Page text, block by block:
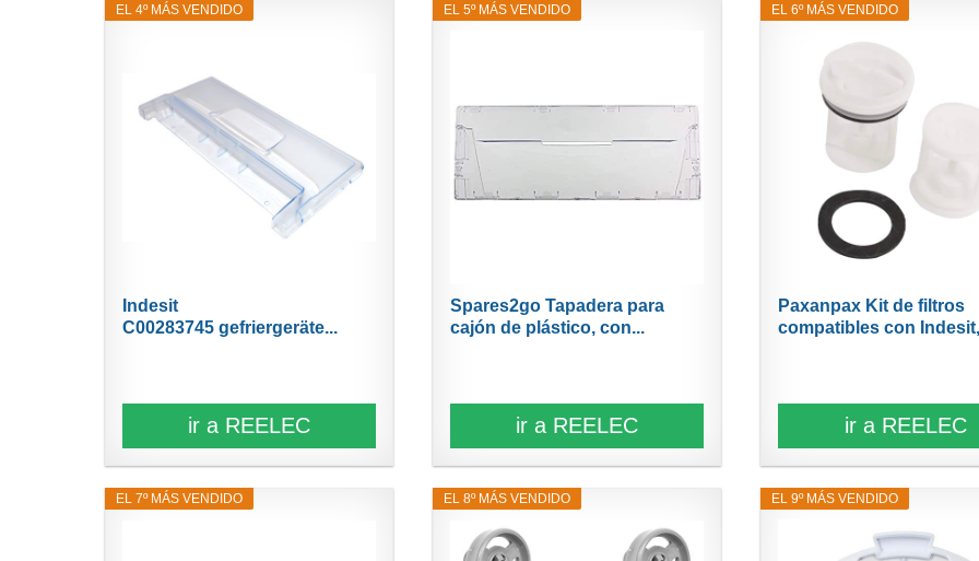
EL 4º MÁS VENDIDO
Indesit
C00283745 gefriergeräte...
ir a REELEC
EL 5º MÁS VENDIDO
Spares2go Tapadera para
cajón de plástico, con...
ir a REELEC
EL 6º MÁS VENDIDO
Paxanpax Kit de filtros
compatibles con
ir a REELEC
EL 7º MÁS VENDIDO EL 8º MÁS VENDIDO EL 9º MÁS VENDIDO